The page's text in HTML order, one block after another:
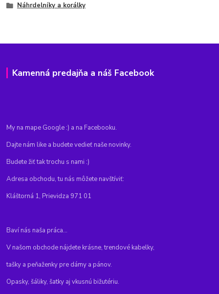
Náhrdelníky a korálky
Kamenná predajňa a náš Facebook
My na mape Google :) a na Facebooku.
Dajte nám like a budete vedieť naše novinky.
Budete žiť tak trochu s nami :)
Adresa obchodu, tu nás môžete navštíviť:
Kláštorná 1, Prievidza 971 01
Baví nás naša práca...
V našom obchode nájdete krásne, trendové kabelky,
tašky a peňaženky pre dámy a pánov.
Opasky, šáliky, šatky aj vkusnú bižutériu.